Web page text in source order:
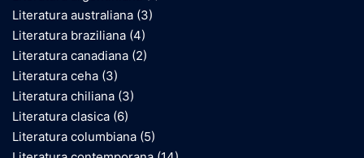
Literatura australiana (3)
Literatura braziliana (4)
Literatura canadiana (2)
Literatura ceha (3)
Literatura chiliana (3)
Literatura clasica (6)
Literatura columbiana (5)